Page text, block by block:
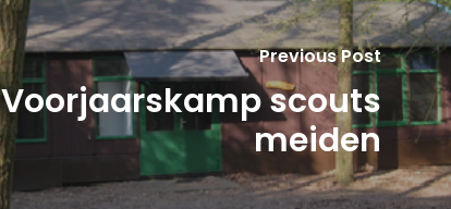
Previous Post
Voorjaarskamp scouts
meiden